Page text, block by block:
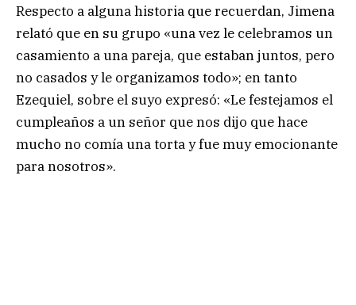
Respecto a alguna historia que recuerdan, Jimena
relató que en su grupo «una vez le celebramos un
casamiento a una pareja, que estaban juntos, pero
no casados y le organizamos todo»; en tanto
Ezequiel, sobre el suyo expresó: «Le festejamos el
cumpleaños a un señor que nos dijo que hace
mucho no comía una torta y fue muy emocionante
para nosotros».